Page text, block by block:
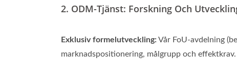
2. ODM-Tjänst: Forskning Och
Exklusiv formelutveckling:Vår FoU-avdelning
marknadspositionering, målgrupp och effektkrav.